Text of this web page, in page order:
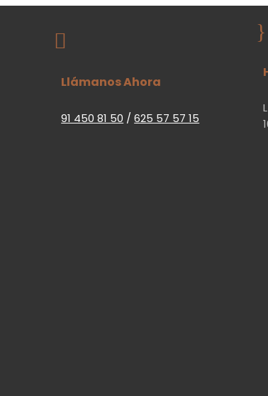

Llámanos Ahora
91 450 81 50 /625 57 57 15
}